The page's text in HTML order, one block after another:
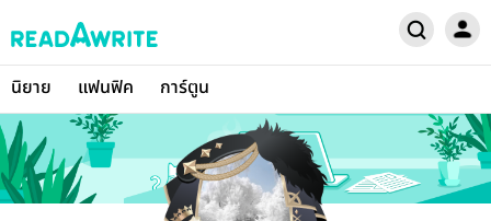
นิยาย แฟนฟิค การ์ตูน